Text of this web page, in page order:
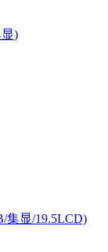
)
集显/19.5LCD)